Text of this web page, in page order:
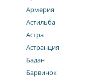
Армерия
Астильба
Астра
Астранция
Бадан
Барвинок